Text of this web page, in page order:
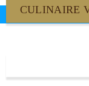
CULINAIRE